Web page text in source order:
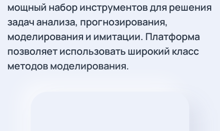
мощный набор инструментов для решения
задач анализа, прогнозирования,
моделирования и имитации. Платформа
позволяет использовать широкий класс
методов моделирования.